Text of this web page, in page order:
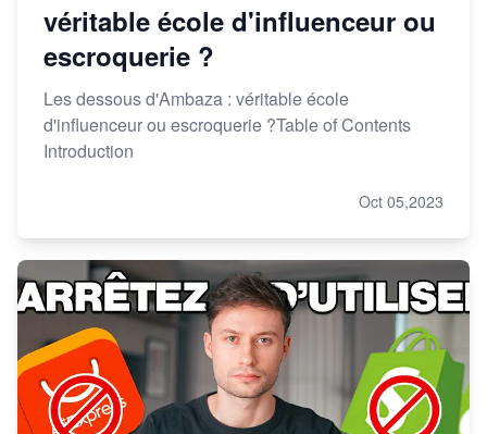
véritable école d'influenceur ou
escroquerie ?
Les dessous d'Ambaza : véritable école
d'influenceur ou escroquerie ?Table of Contents
Introduction
Oct 05,2023